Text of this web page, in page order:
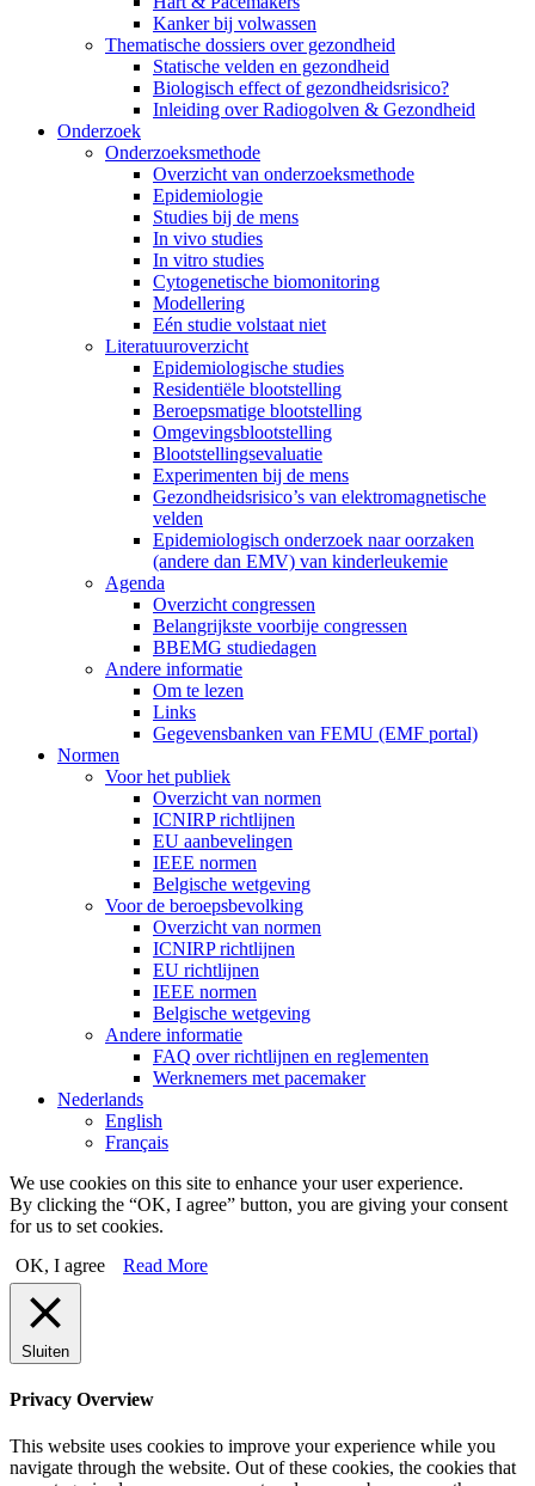
Kanker bij volwassen
Thematische dossiers over gezondheid
Statische velden en gezondheid
Biologisch effect of gezondheidsrisico?
Inleiding over Radiogolven & Gezondheid
Onderzoek
Onderzoeksmethode
Overzicht van onderzoeksmethode
Epidemiologie
Studies bij de mens
In vivo studies
In vitro studies
Cytogenetische biomonitoring
Modellering
Eén studie volstaat niet
Literatuuroverzicht
Epidemiologische studies
Residentiële blootstelling
Beroepsmatige blootstelling
Omgevingsblootstelling
Blootstellingsevaluatie
Experimenten bij de mens
Gezondheidsrisico’s van elektromagnetische
velden
Epidemiologisch onderzoek naar oorzaken
(andere dan EMV) van kinderleukemie
Agenda
Overzicht congressen
Belangrijkste voorbije congressen
BBEMG studiedagen
Andere informatie
Om te lezen
Links
Gegevensbanken van FEMU (EMF portal)
Normen
Voor het publiek
Overzicht van normen
ICNIRP richtlijnen
EU aanbevelingen
IEEE normen
Belgische wetgeving
Voor de beroepsbevolking
Overzicht van normen
ICNIRP richtlijnen
EU richtlijnen
IEEE normen
Belgische wetgeving
Andere informatie
FAQ over richtlijnen en reglementen
Werknemers met pacemaker
Nederlands
English
Français
We use cookies on this site to enhance your user experience.
By clicking the “OK, I agree” button, you are giving your consent
for us to set cookies.
OK, I agree
Read More
Sluiten
Privacy Overview
This website uses cookies to improve your experience while you
navigate through the website. Out of these cookies, the cookies that